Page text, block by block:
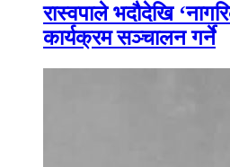
रास्वपाले भदौदेखि
कार्यक्रम सञ्चालन गर्ने